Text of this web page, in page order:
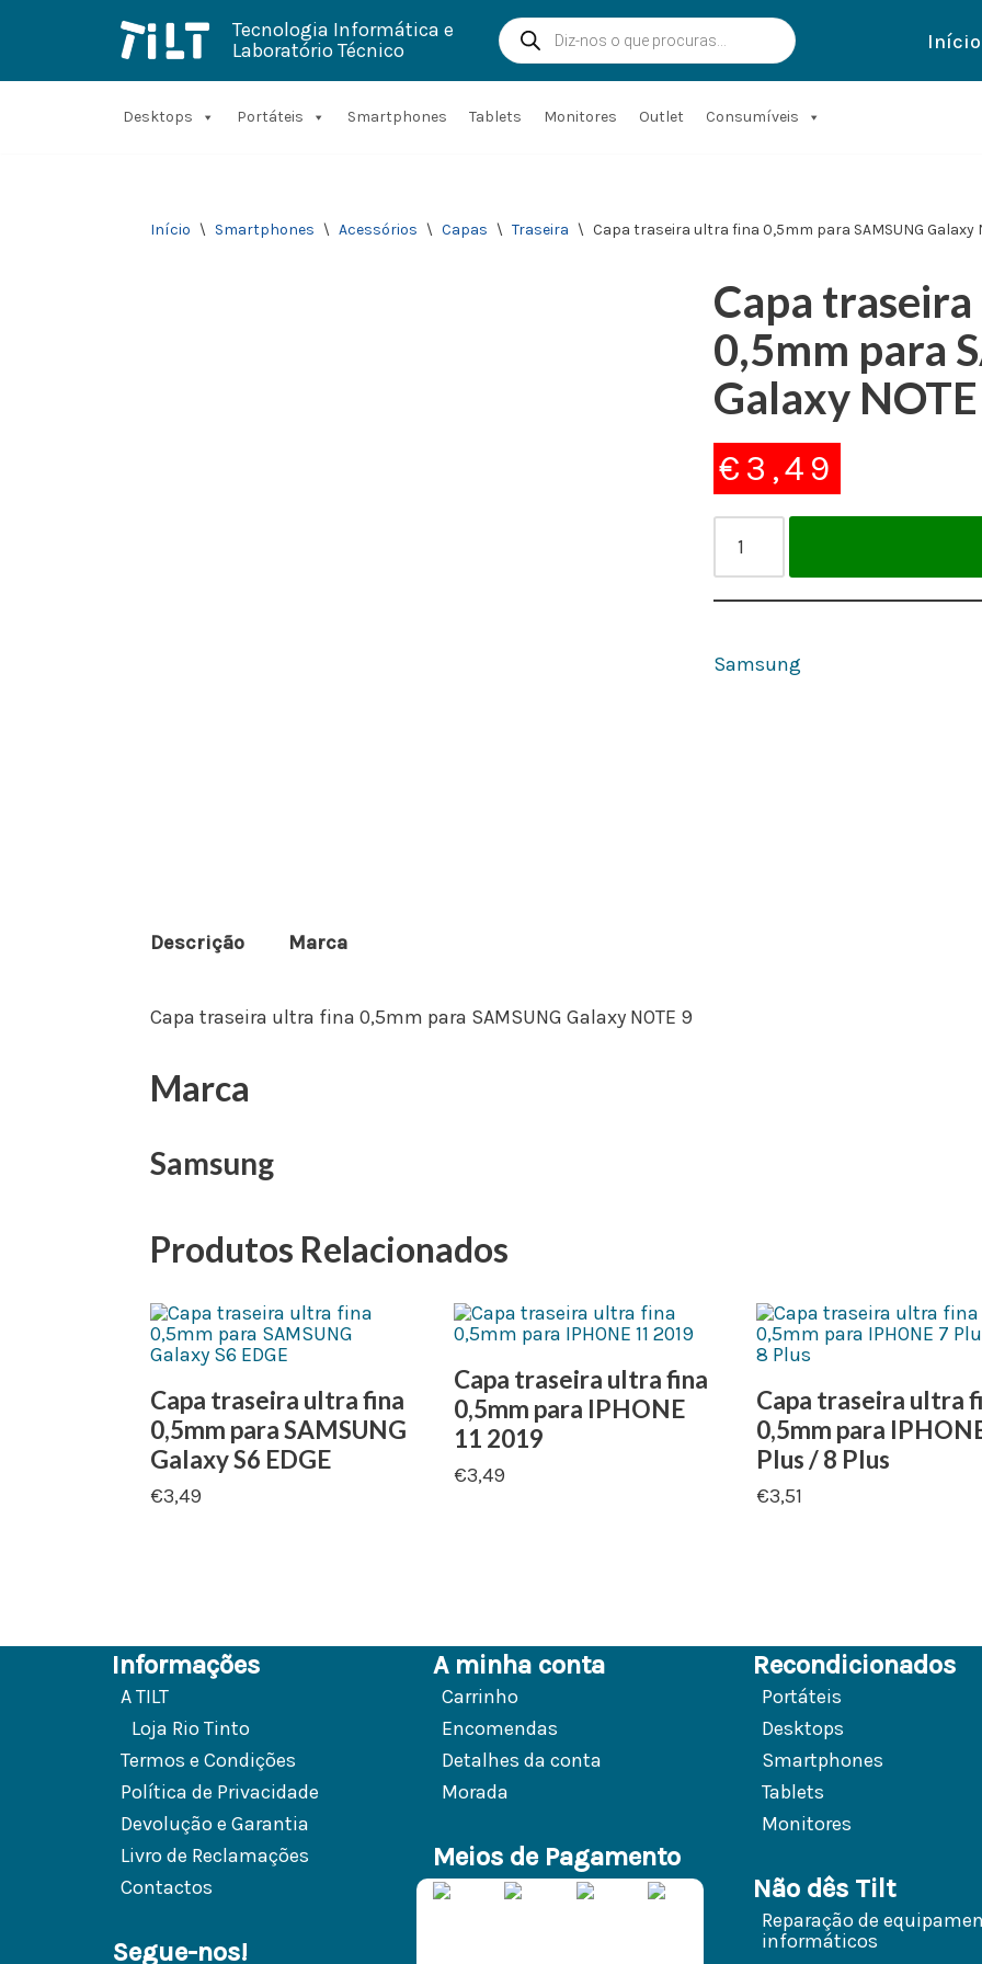
para
Tecnologia Informática e
Laboratório Técnico
Início
Desktops Portáteis Smartphones Tablets Monitores Outlet Consumíveis
Início \ Smartphones \ Acessórios \ Capas \ Traseira \ Capa traseira ultra fina 0,5mm para SAMSUNG Galaxy
Capa
0,5mm para
Galaxy
€ 3,49
Samsung
Descrição Marca
Capa traseira ultra fina 0,5mm para SAMSUNG Galaxy NOTE 9
Marca
Samsung
Produtos Relacionados
Capa traseira ultra fina
0,5mm para SAMSUNG
Galaxy S6 EDGE
€3,49
Capa traseira ultra fina
0,5mm para IPHONE
11 2019
€3,49
Capa traseira ultra
0,5mm para
Plus / 8 Plus
€3,51
Informações
A TILT
Loja Rio Tinto
Termos e Condições
Política de Privacidade
Devolução e Garantia
Livro de Reclamações
Contactos
Segue-nos!
A minha conta
Carrinho
Encomendas
Detalhes da conta
Morada
Meios de Pagamento
Recondicionados
Portáteis
Desktops
Smartphones
Tablets
Monitores
Não dês Tilt
Reparação de
informáticos